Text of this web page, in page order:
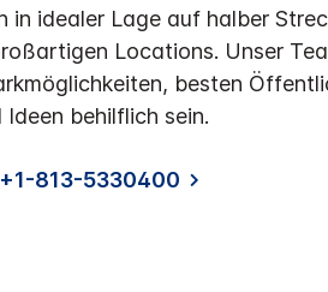
in idealer Lage auf halber
Locations. Unser
besten
behilflich sein.
813-5330400